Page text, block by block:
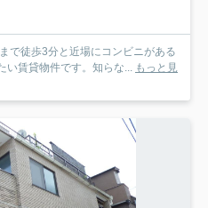
で徒歩3分と近場にコンビニがある
い賃貸物件です。知らな... もっと見